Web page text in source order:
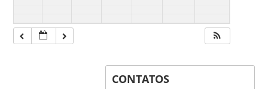
CONTATOS